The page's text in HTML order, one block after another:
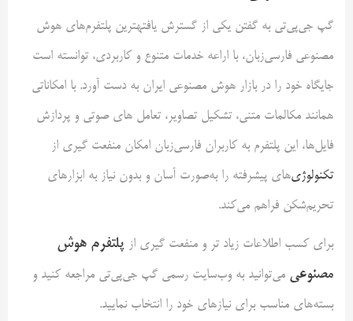
گپ جی‌پی‌تی به گفتن یکی از گسترش یافتهترین پلتفرم‌های هوش
مصنوعی فارسی‌زبان، با اراعه خدمات متنوع و کاربردی، توانسته است
جایگاه خود را در بازار هوش مصنوعی ایران به دست آورد. با امکاناتی
همانند مکالمات متنی، تشکیل تصاویر، تعامل های صوتی و پردازش
فایل‌ها، این پلتفرم به کاربران فارسی‌زبان امکان منفعت گیری از
تکنولوژی‌های پیشرفته را به‌صورت آسان و بدون نیاز به ابزارهای
تحریم‌شکن فراهم می‌کند.
برای کسب اطلاعات زیاد تر و منفعت گیری از پلتفرم هوش
مصنوعی می‌توانید به وب‌سایت رسمی گپ جی‌پی‌تی مراجعه کنید و
بسته‌های مناسب برای نیازهای خود را انتخاب نمایید.